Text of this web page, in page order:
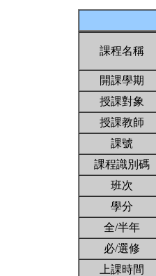
課程名稱
開課學期
授課對象
授課教師
課號
課程識別碼
班次
學分
全/半年
必/選修
上課時間